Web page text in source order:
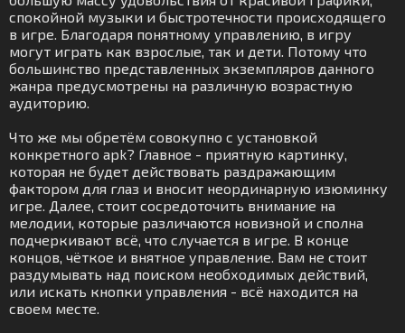
спокойной музыки и быстротечности происходящего
в игре. Благодаря понятному управлению, в игру
могут играть как взрослые, так и дети. Потому что
большинство представленных экземпляров данного
жанра предусмотрены на различную возрастную
аудиторию.
Что же мы обретём совокупно с установкой
конкретного apk? Главное - приятную картинку,
которая не будет действовать раздражающим
фактором для глаз и вносит неординарную изюминку
игре. Далее, стоит сосредоточить внимание на
мелодии, которые различаются новизной и сполна
подчеркивают всё, что случается в игре. В конце
концов, чёткое и внятное управление. Вам не стоит
раздумывать над поиском необходимых действий,
или искать кнопки управления - всё находится на
своем месте.